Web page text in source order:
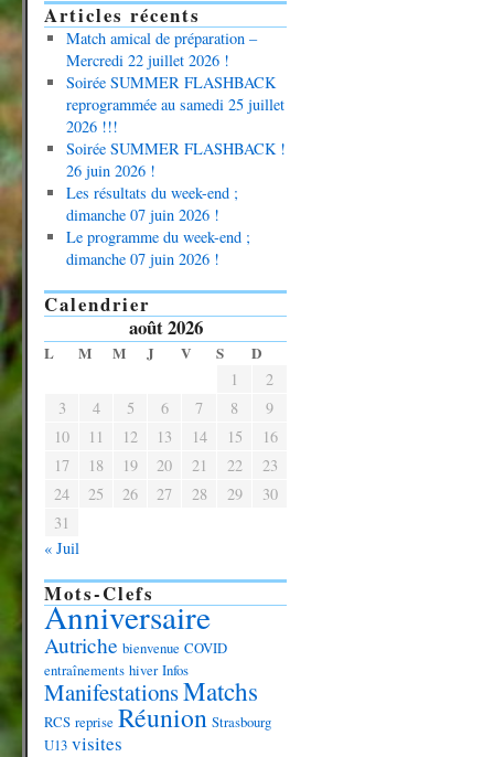
Articles récents
Match amical de préparation –
Mercredi 22 juillet 2026 !
Soirée SUMMER FLASHBACK
reprogrammée au samedi 25 juillet
2026 !!!
Soirée SUMMER FLASHBACK !
26 juin 2026 !
Les résultats du week-end ;
dimanche 07 juin 2026 !
Le programme du week-end ;
dimanche 07 juin 2026 !
Calendrier
août 2026
L M M J V S D
1
2
3
4 5 6 7 8
9
10
11 12 13 14 15
16
17
18 19 20 21 22
23
24
25 26 27 28 29
30
31
« Juil
Mots-Clefs
Anniversaire
Autriche bienvenue COVID
entraînements hiver Infos
ManifestationsMatchs
RCS reprise Réunion Strasbourg
U13 visites